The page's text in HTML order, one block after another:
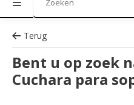
Terug
Bent u op zoek
Cuchara para